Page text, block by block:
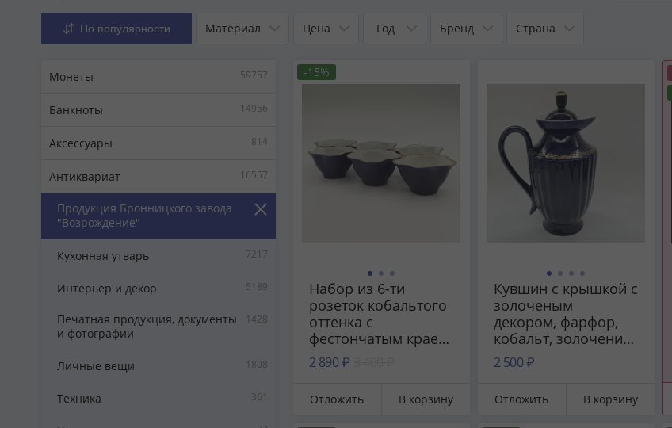
По популярности Материал Цена Год Бренд Страна
Монеты 59757
Банкноты 14956
Аксессуары 814
Антиквариат
Продукция Бронницкого завода
"Возрождение"
16557
Кухонная утварь 7217
Интерьер и декор 5189
Печатная продукция, документы
и фотографии
1428
Личные вещи 1808
Техника 361
-15%
Набор из 6-ти
розеток кобальтого
оттенка с
фестончатым краем,
фарфор, крытье
кобальтом,
Бронницкий завод
2 890 ₽
Отложить В корзину
Кувшин с крышкой с
золоченым
декором, фарфор,
кобальт, золочение,
Бронницкий завод
фарфоровых
«Возрождение»,
2 500 ₽
Отложить В корзину